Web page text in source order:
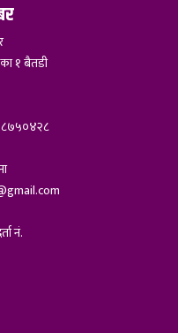
१ बैतडी
नं.